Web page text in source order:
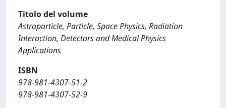
Titolo del volume
Astroparticle, Particle, Space Physics, Radiation
Interaction, Detectors and Medical Physics
Applications
ISBN
978-981-4307-51-2
978-981-4307-52-9